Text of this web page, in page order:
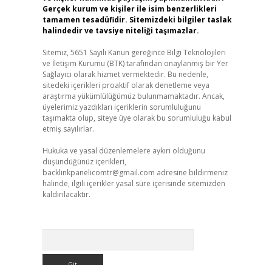
Gerçek kurum ve kişiler ile isim benzerlikleri
tamamen tesadüfidir. Sitemizdeki bilgiler taslak
halindedir ve tavsiye niteliği taşımazlar.
Sitemiz, 5651 Sayılı Kanun gereğince Bilgi Teknolojileri
ve İletişim Kurumu (BTK) tarafından onaylanmış bir Yer
Sağlayıcı olarak hizmet vermektedir. Bu nedenle,
sitedeki içerikleri proaktif olarak denetleme veya
araştırma yükümlülüğümüz bulunmamaktadır. Ancak,
üyelerimiz yazdıkları içeriklerin sorumluluğunu
taşımakta olup, siteye üye olarak bu sorumluluğu kabul
etmiş sayılırlar.
Hukuka ve yasal düzenlemelere aykırı olduğunu
düşündüğünüz içerikleri,
backlinkpanelicomtr@gmail.com adresine bildirmeniz
halinde, ilgili içerikler yasal süre içerisinde sitemizden
kaldırılacaktır.